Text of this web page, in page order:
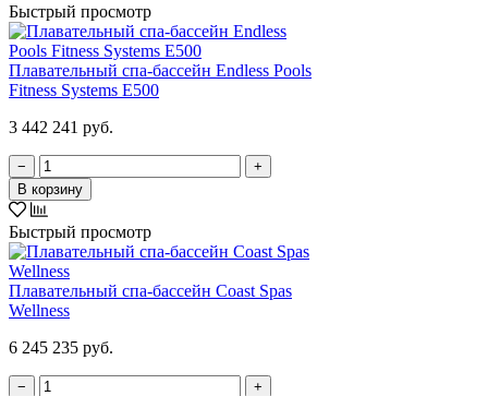
Быстрый просмотр
Плавательный спа-бассейн Endless Pools
Fitness Systems E500
3 442 241 руб.
−
+
В корзину
Быстрый просмотр
Плавательный спа-бассейн Coast Spas
Wellness
6 245 235 руб.
−
+